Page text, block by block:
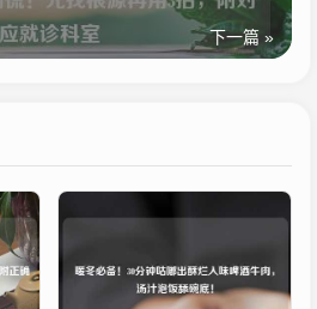
下一篇 »